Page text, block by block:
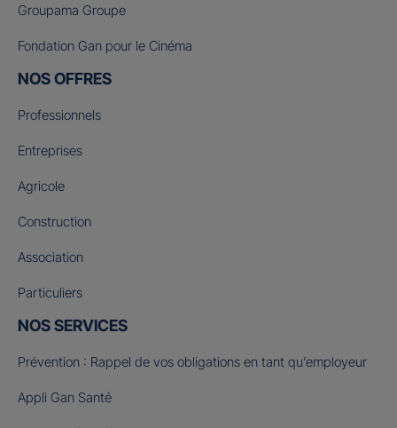
Groupama Groupe
Fondation Gan pour le Cinéma
NOS OFFRES
Professionnels
Entreprises
Agricole
Construction
Association
Particuliers
NOS SERVICES
Prévention : Rappel de vos obligations en tant qu’employeur
Appli Gan Santé